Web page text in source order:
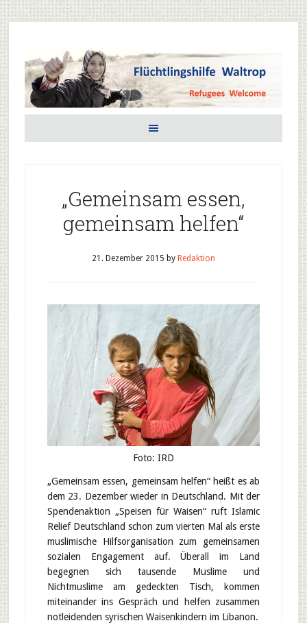
„Gemeinsam essen,
gemeinsam helfen“
21. Dezember 2015 by Redaktion
Foto: IRD
„Gemeinsam essen, gemeinsam helfen“ heißt es ab
dem 23. Dezember wieder in Deutschland. Mit der
Spendenaktion „Speisen für Waisen“ ruft Islamic
Relief Deutschland schon zum vierten Mal als erste
muslimische Hilfsorganisation zum gemeinsamen
sozialen Engagement auf. Überall im Land
begegnen sich tausende Muslime und
Nichtmuslime am gedeckten Tisch, kommen
miteinander ins Gespräch und helfen zusammen
notleidenden syrischen Waisenkindern im Libanon.